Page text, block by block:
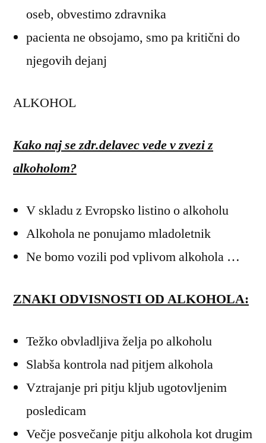
oseb, obvestimo zdravnika
pacienta ne obsojamo, smo pa kritični do
njegovih dejanj
ALKOHOL
Kako naj se zdr.delavec vede v zvezi z
alkoholom?
V skladu z Evropsko listino o alkoholu
Alkohola ne ponujamo mladoletnik
Ne bomo vozili pod vplivom alkohola …
ZNAKI ODVISNOSTI OD ALKOHOLA:
Težko obvladljiva želja po alkoholu
Slabša kontrola nad pitjem alkohola
Vztrajanje pri pitju kljub ugotovljenim
posledicam
Večje posvečanje pitju alkohola kot drugim